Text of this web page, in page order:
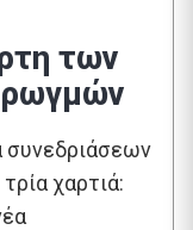
των
ρωγμών
συνεδριάσεων
χαρτιά: